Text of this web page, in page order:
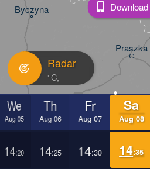
Radar
We
Aug 05
Th
Aug 06
Fr
Aug 07
Sa
Aug 08
14:20 14:25 14:30 14:35
Kluczbork
Byczyna
Praszka